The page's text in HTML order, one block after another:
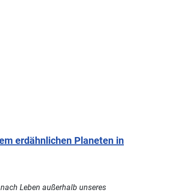
erdähnlichen Planeten in
Leben außerhalb unseres